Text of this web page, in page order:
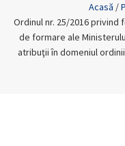
Acasă /
Ordinul nr. 25/2016 privind
de formare ale
atribuţii în domeniul